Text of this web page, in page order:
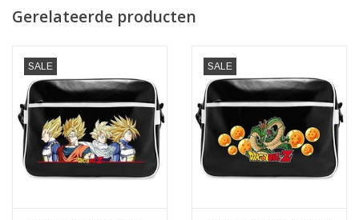
Gerelateerde producten
SALE SALE